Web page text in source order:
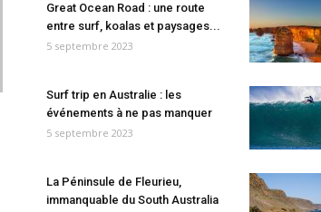
Great Ocean Road : une route
entre surf, koalas et paysages...
5 septembre 2023
Surf trip en Australie : les
événements à ne pas manquer
5 septembre 2023
La Péninsule de Fleurieu,
immanquable du South Australia